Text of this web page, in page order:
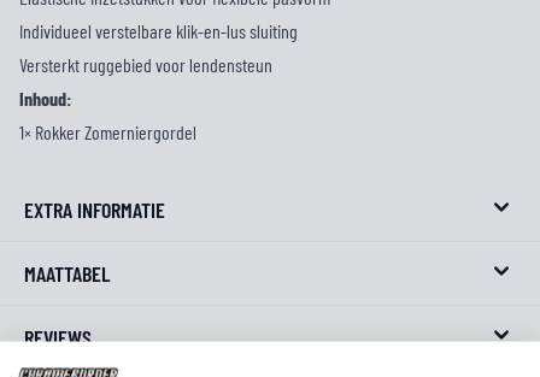
Individueel verstelbare klik-en-lus sluiting
Versterkt ruggebied voor lendensteun
Inhoud:
1× Rokker Zomerniergordel
EXTRA INFORMATIE
MAATTABEL
REVIEWS